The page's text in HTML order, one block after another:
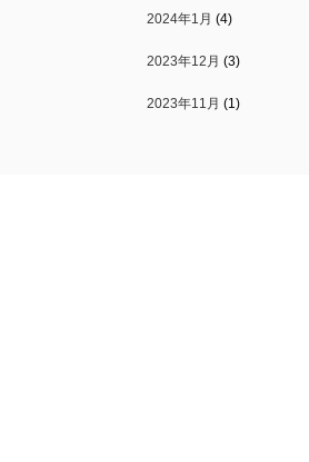
2024年1月 (4)
2023年12月 (3)
2023年11月 (1)